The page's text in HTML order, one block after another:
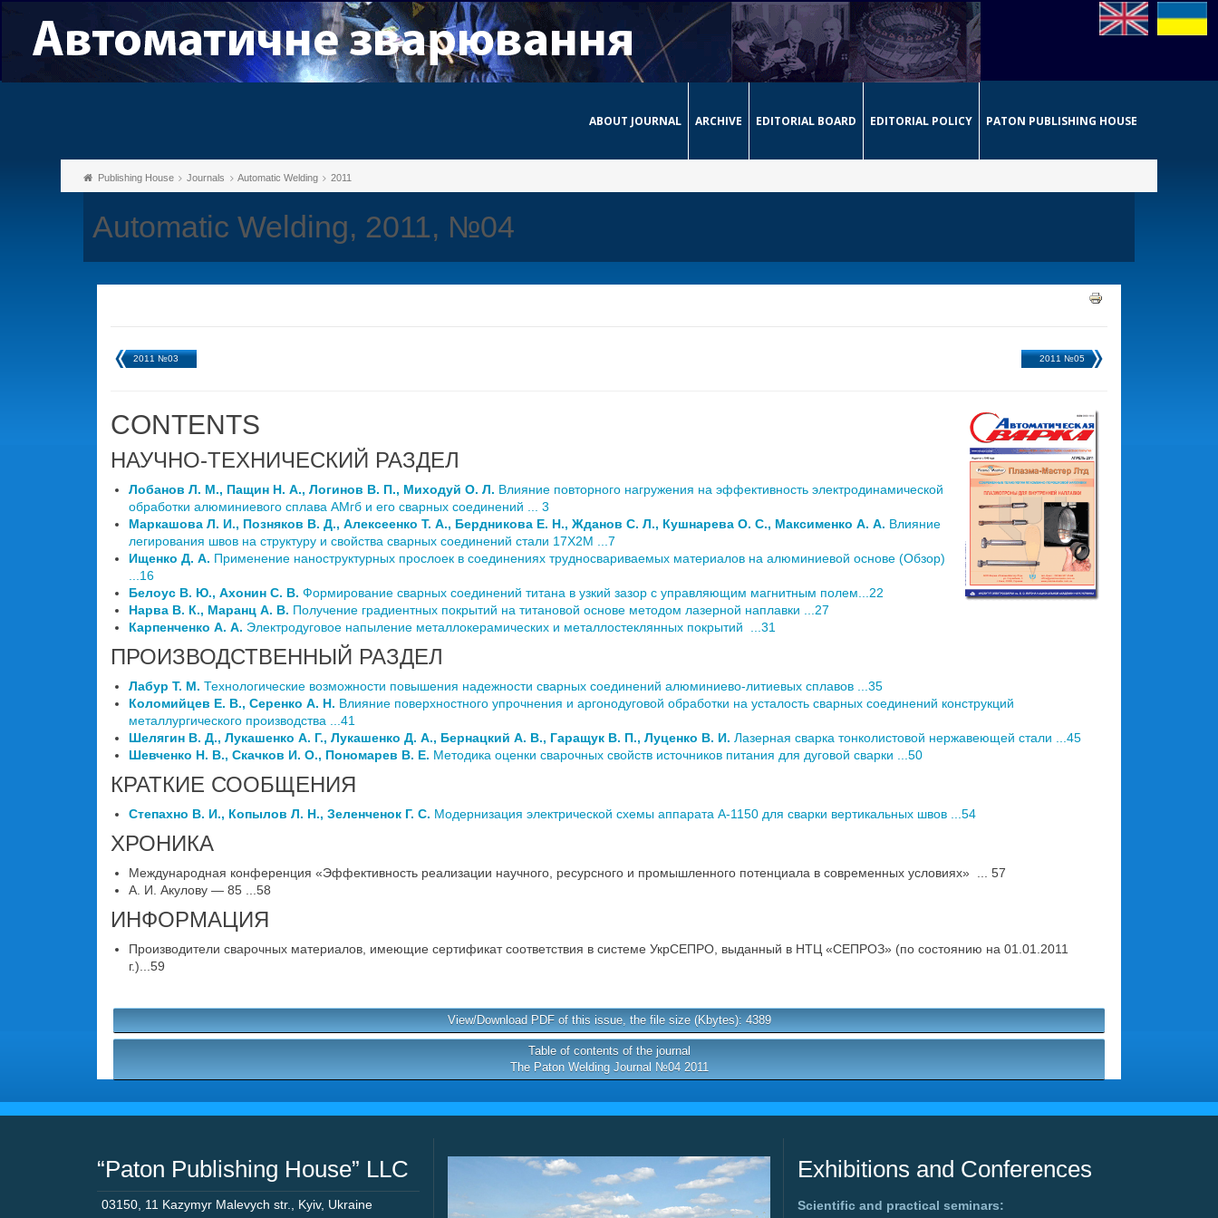
ABOUT JOURNAL ARCHIVE EDITORIAL BOARD EDITORIAL POLICY PATON PUBLISHING HOUSE
Publishing House Journals Automatic Welding 2011
Automatic Welding, 2011, №04
2011 №03 2011 №05
CONTENTS
НАУЧНО-ТЕХНИЧЕСКИЙ РАЗДЕЛ
Лобанов Л. М., Пащин Н. А., Логинов В. П., Миходуй О. Л. Влияние повторного нагружения на эффективность электродинамической
обработки алюминиевого сплава АМгб и его сварных соединений ... 3
Маркашова Л. И., Позняков В. Д., Алексеенко Т. А., Бердникова Е. Н., Жданов С. Л., Кушнарева О. С., Максименко А. А. Влияние
легирования швов на структуру и свойства сварных соединений стали 17Х2М ...7
Ищенко Д. А. Применение наноструктурных прослоек в соединениях трудносвариваемых материалов на алюминиевой основе (Обзор)
...16
Белоус В. Ю., Ахонин С. В. Формирование сварных соединений титана в узкий зазор с управляющим магнитным полем...22
Нарва В. К., Маранц А. В. Получение градиентных покрытий на титановой основе методом лазерной наплавки ...27
Карпенченко А. А. Электродуговое напыление металлокерамических и металлостеклянных покрытий ...31
ПРОИЗВОДСТВЕННЫЙ РАЗДЕЛ
Лабур Т. М. Технологические возможности повышения надежности сварных соединений алюминиево-литиевых сплавов ...35
Коломийцев Е. В., Серенко А. Н. Влияние поверхностного упрочнения и аргонодуговой обработки на усталость сварных соединений конструкций
металлургического производства ...41
Шелягин В. Д., Лукашенко А. Г., Лукашенко Д. А., Бернацкий А. В., Гаращук В. П., Луценко В. И. Лазерная сварка тонколистовой нержавеющей стали ...45
Шевченко Н. В., Скачков И. О., Пономарев В. Е. Методика оценки сварочных свойств источников питания для дуговой сварки ...50
КРАТКИЕ СООБЩЕНИЯ
Степахно В. И., Копылов Л. Н., Зеленченок Г. С. Модернизация электрической схемы аппарата А-1150 для сварки вертикальных швов ...54
ХРОНИКА
Международная конференция «Эффективность реализации научного, ресурсного и промышленного потенциала в современных условиях» ... 57
А. И. Акулову — 85 ...58
ИНФОРМАЦИЯ
Производители сварочных материалов, имеющие сертификат соответствия в системе УкрСЕПРО, выданный в НТЦ «СЕПРОЗ» (по состоянию на 01.01.2011
г.)...59
View/Download PDF of this issue, the file size (Kbytes): 4389
Table of contents of the journal
The Paton Welding Journal №04 2011
“Paton Publishing House” LLC
03150 11 Kazymyr Malevych str. Kyiv, Ukraine
Exhibitions and Conferences
Scientific and practical seminars: